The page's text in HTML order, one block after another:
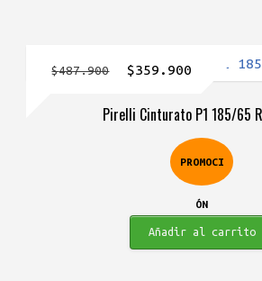
Pirelli Cinturato P1 185/65
PROMOCI
ÓN
$487.900
El
original
$487.900.
$359.900
actual
es:
$359.900.
Añadir al carrito